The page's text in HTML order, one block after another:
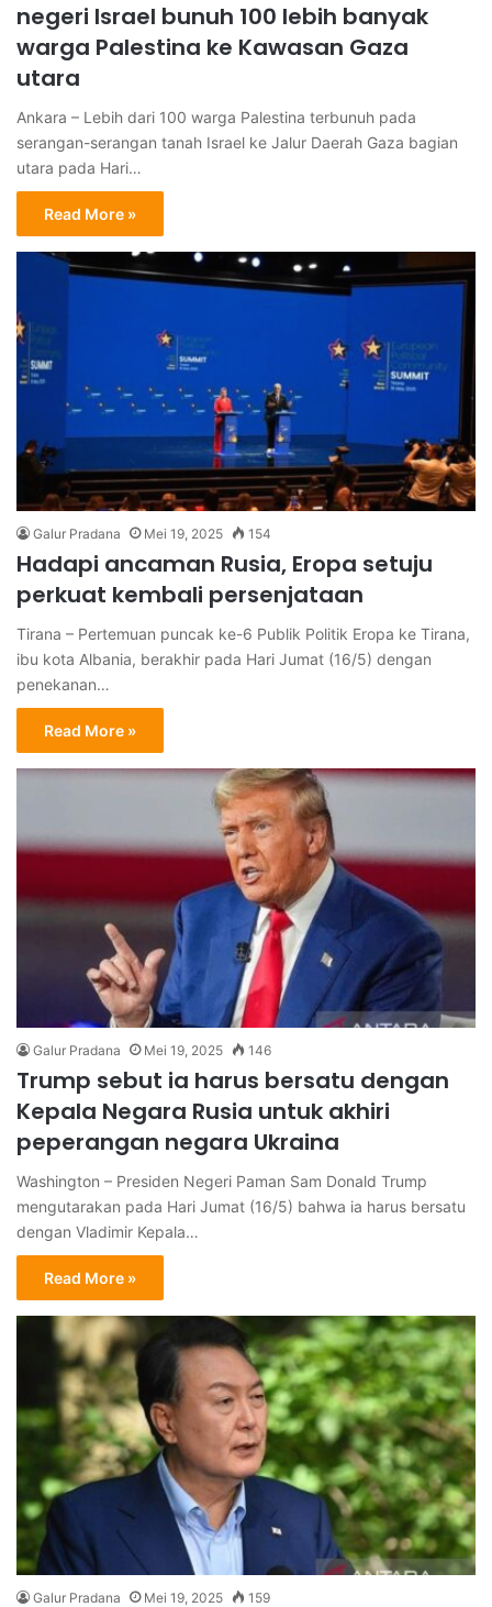
negeri Israel bunuh 100 lebih banyak
warga Palestina ke Kawasan Gaza
utara
Ankara – Lebih dari 100 warga Palestina terbunuh pada
serangan-serangan tanah Israel ke Jalur Daerah Gaza bagian
utara pada Hari…
Read More »
Galur Pradana Mei 19, 2025 154
Hadapi ancaman Rusia, Eropa setuju
perkuat kembali persenjataan
Tirana – Pertemuan puncak ke-6 Publik Politik Eropa ke Tirana,
ibu kota Albania, berakhir pada Hari Jumat (16/5) dengan
penekanan…
Read More »
Galur Pradana Mei 19, 2025 146
Trump sebut ia harus bersatu dengan
Kepala Negara Rusia untuk akhiri
peperangan negara Ukraina
Washington – Presiden Negeri Paman Sam Donald Trump
mengutarakan pada Hari Jumat (16/5) bahwa ia harus bersatu
dengan Vladimir Kepala…
Read More »
Galur Pradana Mei 19, 2025 159